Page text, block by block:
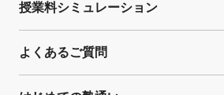
授業料シミュレーション
よくあるご質問